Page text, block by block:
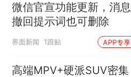
微信官宣功能更新，消息
撤回提示词也可删除
界面新闻 1跟贴 APP专享
高端MPV+硬派SUV密集